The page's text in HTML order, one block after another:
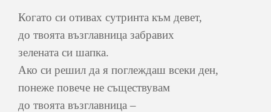
Когато си отивах сутринта към девет,
до твоята възглавница забравих
зелената си шапка.
Ако си решил да я поглеждаш всеки ден,
понеже повече не съществувам
до твоята възглавница –